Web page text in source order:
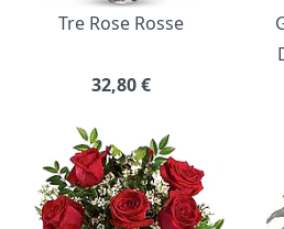
Tre Rose Rosse
32,80€